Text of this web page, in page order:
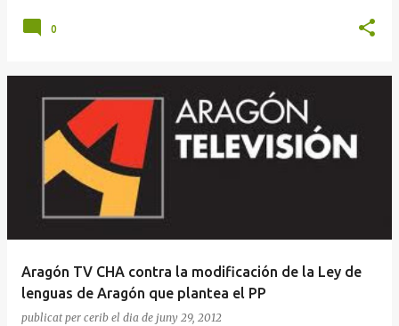
0
Aragón TV CHA contra la modificación de la Ley de
lenguas de Aragón que plantea el PP
publicat per cerib el dia de juny 29, 2012